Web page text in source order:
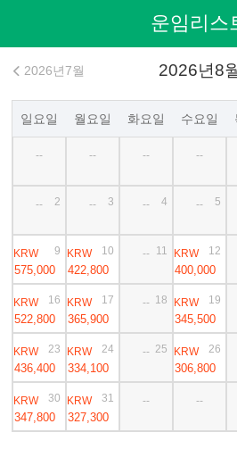
운임리스
2026년8
 2026년7월
일요일 월요일 화요일 수요일
-- -- -- --
-- 2 -- 3 -- 4 -- 5
KRW
575,000
9 KRW
422,800
10 -- 11 KRW
400,000
12
KRW
522,800
16 KRW
365,900
17 -- 18 KRW
345,500
19
KRW
436,400
23 KRW
334,100
24 -- 25 KRW
306,800
26
KRW
347,800
30 KRW
327,300
31 -- --